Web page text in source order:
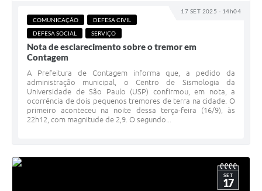
17 SET 2025 - 14h04
COMUNICAÇÃO
DEFESA CIVIL
DEFESA SOCIAL
SERVIÇO
Nota de esclarecimento sobre o tremor em
Contagem
A Prefeitura de Contagem informa que, a pedido da
administração municipal, o Centro de Sismologia da
Universidade de São Paulo (USP) confirmou, em nota, a
ocorrência de dois pequenos tremores de terra na cidade. O
primeiro aconteceu na noite dessa terça-feira (16/9), às
22h12, com magnitude de 2,9. O segundo...
SET
17